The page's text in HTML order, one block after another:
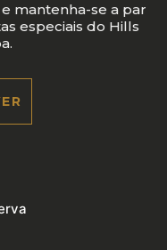
mantenha-se a par
especiais do Hills